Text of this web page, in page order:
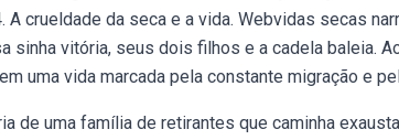
crueldade da seca e a vida. Webvidas secas
sinha vitória, seus dois filhos e a cadela baleia.
uma vida marcada pela constante migração e
de uma família de retirantes que caminha